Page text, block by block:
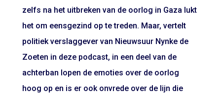
zelfs na het uitbreken van de oorlog in Gaza lukt
het om eensgezind op te treden. Maar, vertelt
politiek verslaggever van Nieuwsuur Nynke de
Zoeten in deze podcast, in een deel van de
achterban lopen de emoties over de oorlog
hoog op en is er ook onvrede over de lijn die